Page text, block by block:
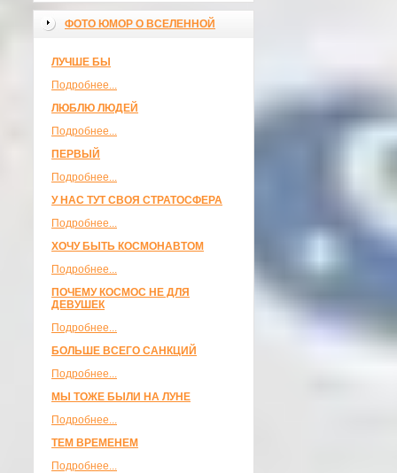
ФОТО ЮМОР О ВСЕЛЕННОЙ
ЛУЧШЕ БЫ
Подробнее...
ЛЮБЛЮ ЛЮДЕЙ
Подробнее...
ПЕРВЫЙ
Подробнее...
У НАС ТУТ СВОЯ СТРАТОСФЕРА
Подробнее...
ХОЧУ БЫТЬ КОСМОНАВТОМ
Подробнее...
ПОЧЕМУ КОСМОС НЕ ДЛЯ
ДЕВУШЕК
Подробнее...
БОЛЬШЕ ВСЕГО САНКЦИЙ
Подробнее...
МЫ ТОЖЕ БЫЛИ НА ЛУНЕ
Подробнее...
ТЕМ ВРЕМЕНЕМ
Подробнее...